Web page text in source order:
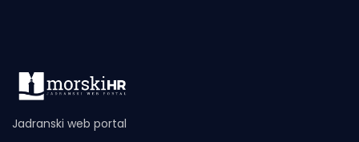
Jadranski web portal